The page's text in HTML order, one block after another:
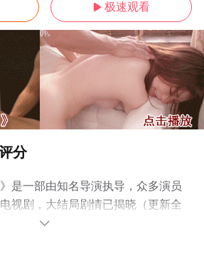
 极速观看
分
是一部由知名导演执导，众多演员
视剧，大结局剧情已揭晓（更新全
清无删减完整版电视剧全集就上星
